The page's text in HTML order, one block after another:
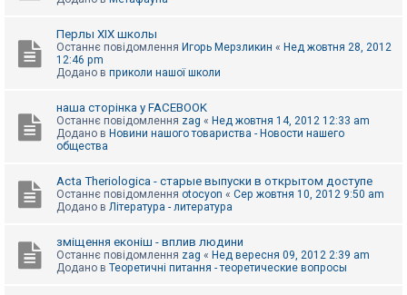
Перлы ХІХ школы
Останнє повідомлення Игорь Мерзликин « Нед жовтня 28, 2012
12:46 pm
Додано в приколи нашої школи
наша сторінка у FACEBOOK
Останнє повідомлення zag « Нед жовтня 14, 2012 12:33 am
Додано в Новини нашого товариства - Новости нашего
общества
Acta Theriologica - старые выпуски в открытом доступе
Останнє повідомлення otocyon « Сер жовтня 10, 2012 9:50 am
Додано в Література - литература
зміщення еконіш - вплив людини
Останнє повідомлення zag « Нед вересня 09, 2012 2:39 am
Додано в Теоретичні питання - теоретические вопросы